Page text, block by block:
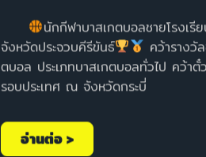
นักกีฬาบาสเกตบอลชายโรงเ
จังหวัดประจวบคีรีขันธ์
คว้ารางวั
ตบอล ประเภทบาสเกตบอลทั่วไป คว้าตั๋
รอบประเทศ ณ จังหวัดกระบี่
อ่านต่อ >